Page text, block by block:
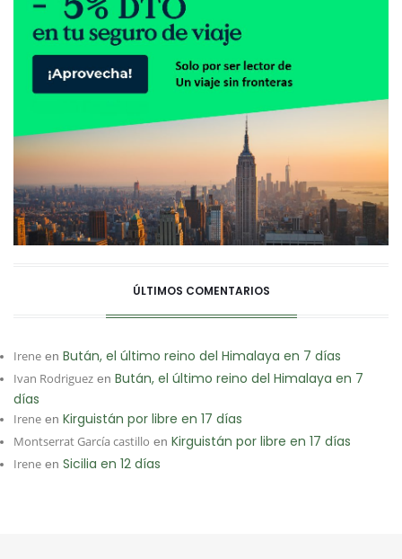
ÚLTIMOS COMENTARIOS
Irene en Bután, el último reino del Himalaya en 7 días
Ivan Rodriguez en Bután, el último reino del Himalaya en 7
días
Irene en Kirguistán por libre en 17 días
Montserrat García castillo en Kirguistán por libre en 17 días
Irene en Sicilia en 12 días